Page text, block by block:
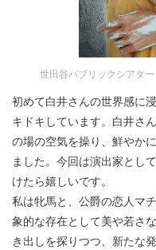
世田谷パブリックシアタ
初めて白井さんの世界感に
キドキしています。白井さ
の場の空気を操り、鮮やか
ました。今回は演出家とし
けたら嬉しいです。
私は牝馬と、公爵の恋人マ
象的な存在として美や若さ
き出しを探りつつ、新たな